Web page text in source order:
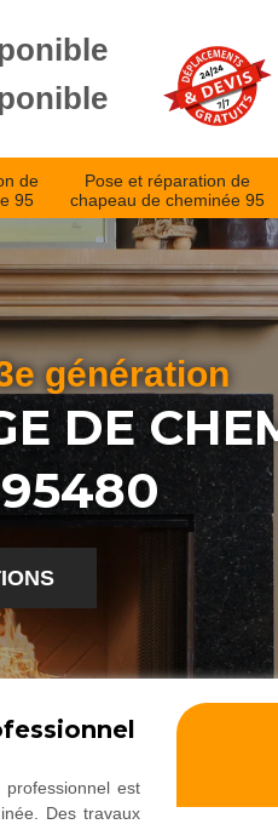
de
95
Pose et réparation de
chapeau de cheminée 95
génération
DE
95480
est
Des travaux